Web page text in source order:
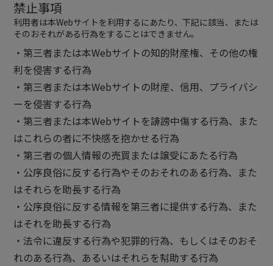
禁止事項
利用者は本Webサイトを利用するにあたり、下記に該当、または
そのおそれがある行為をすることはできません。
・第三者または本Webサイトの知的財産権、その他の権
利を侵害する行為
・第三者または本Webサイトの財産、信用、プライバシ
ーを侵害する行為
・第三者または本Webサイトを誹謗中傷する行為、また
はこれらの者に不快感を抱かせる行為
・第三者の個人情報の売買または譲受にあたる行為
・公序良俗に反する行為やそのおそれのある行為、また
はそれらを助長する行為
・公序良俗に反する情報を第三者に提供する行為、また
はそれを助長する行為
・法令に違反する行為や犯罪的行為、もしくはそのおそ
れのある行為、あるいはそれらを幇助する行為